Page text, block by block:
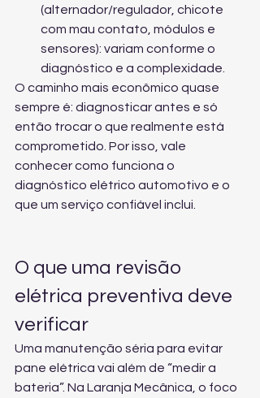
(alternador/regulador, chicote
com mau contato, módulos e
sensores): variam conforme o
diagnóstico e a complexidade.
O caminho mais econômico quase
sempre é: diagnosticar antes e só
então trocar o que realmente está
comprometido. Por isso, vale
conhecer como funciona o
diagnóstico elétrico automotivo e o
que um serviço confiável inclui.
O que uma revisão
elétrica preventiva deve
verificar
Uma manutenção séria para evitar
pane elétrica vai além de “medir a
bateria”. Na Laranja Mecânica, o foco